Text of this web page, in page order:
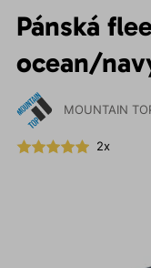
Pánská
ocean/
MOUNTAIN
2x